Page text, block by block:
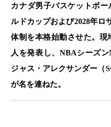
カナダ男子バスケットボ
ルドカップおよび2028年ロ
体制を本格始動させた。現
人を発表し、NBAシーズ
ジャス・アレクサンダー（
が名を連ねた。